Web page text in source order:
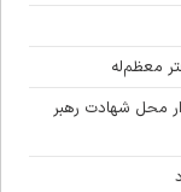
معظم‌له
محل شهادت رهبر